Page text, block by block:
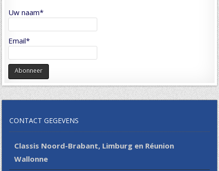
Uw naam*
Email*
CONTACT GEGEVENS
Classis Noord-Brabant, Limburg en Réunion
Wallonne